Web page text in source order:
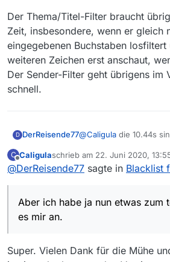
Der Thema/Titel-Filter braucht
Zeit, insbesondere, wenn er gleich
eingegebenen Buchstaben losfiltert
weiteren Zeichen erst anschaut,
Der Sender-Filter geht übrigens im
schnell.
D DerReisende77@Caligula die 10.44s
Ich habe deine Blacklist
und mein
Der Speicherverbrauch
werden, da wird also
C
Offline
Caligulaschrieb am 22. Juni 2020,
zuletzt editiert von Caligula
@DerReisende77 sagte in Blacklist
Aber ich habe ja nun etwas zum
es mir an.
Super. Vielen Dank für die Mühe